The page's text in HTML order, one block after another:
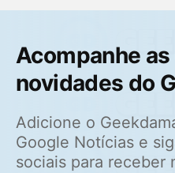
Acompanhe
novidades do
Adicione o
Google Notícias e
sociais para receber